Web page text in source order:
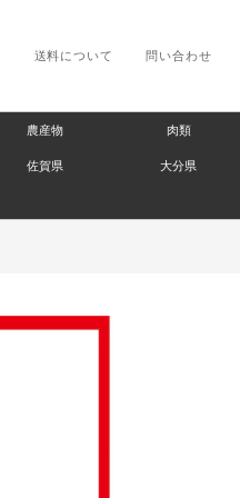
問い合わせ
送料について
農産物 肉類
佐賀県 大分県